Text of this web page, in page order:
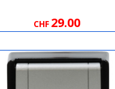
CHF 29.00